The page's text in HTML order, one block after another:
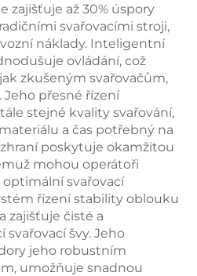
zajišťuje až 30% úspory
svařovacími stroji,
náklady. Inteligentní
ovládání, což
zkušeným svařovačům,
přesné řízení
stejné kvality svařování,
a čas potřebný na
poskytuje okamžitou
mohou operátoři
svařovací
řízení stability oblouku
zajišťuje čisté a
svařovací švy. Jeho
jeho robustním
umožňuje snadnou